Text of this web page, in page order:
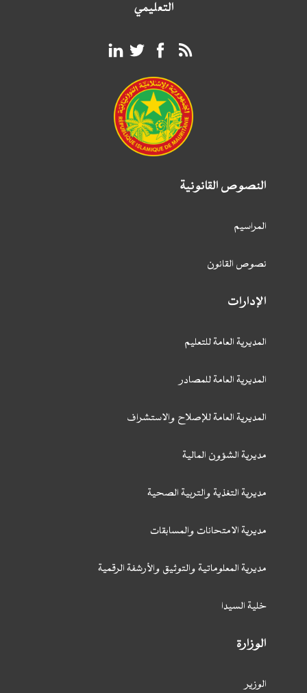
التعليمي
النصوص القانونية
المراسيم
نصوص القانون
الإدارات
المديرية العامة للتعليم
المديرية العامة للمصادر
المديرية العامة للإصلاح والاستشراف
مديرية الشؤون المالية
مديرية التغذية والتربية الصحية
مديرية الامتحانات والمسابقات
مديرية المعلوماتية والتوثيق والأرشفة الرقمية
خلية السيدا
الوزارة
الوزير